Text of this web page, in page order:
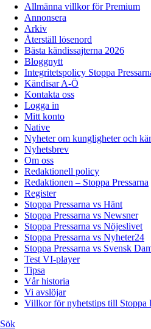
Allmänna villkor för Premium
Annonsera
Arkiv
Återställ lösenord
Bästa kändissajterna 2026
Bloggnytt
Integritetspolicy Stoppa
Kändisar A-Ö
Kontakta oss
Logga in
Mitt konto
Native
Nyheter om kungligheter och
Nyhetsbrev
Om oss
Redaktionell policy
Redaktionen – Stoppa Pressarna
Register
Stoppa Pressarna vs Hänt
Stoppa Pressarna vs Newsner
Stoppa Pressarna vs Nöjeslivet
Stoppa Pressarna vs Nyheter24
Stoppa Pressarna vs Svensk
Test VI-player
Tipsa
Vår historia
Vi avslöjar
Villkor för nyhetstips till Stoppa
Sök